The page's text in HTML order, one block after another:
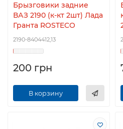
Брызговики задние
ВАЗ 2190 (к-кт 2шт) Лада
Гранта ROSTECO
2190-8404412,13
200 грн
В корзину